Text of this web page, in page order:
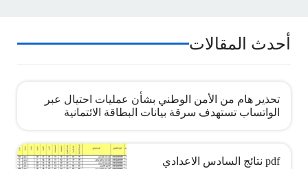
أحدث المقالات
تحذير هام من الأمن الوطني بشأن عمليات احتيال عبر
الواتساب تستهدف سرقة بيانات البطاقة الائتمانية
pdf نتائج السادس الاعدادي